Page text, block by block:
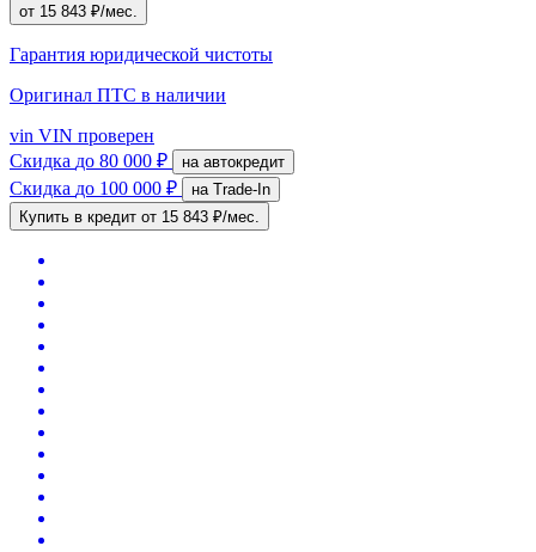
от 15 843 ₽/мес.
Гарантия юридической чистоты
Оригинал ПТС в наличии
vin VIN проверен
Скидка до 80 000 ₽ на автокредит
Скидка до 100 000 ₽
на Trade-In
Купить в кредит от 15 843 ₽/мес.